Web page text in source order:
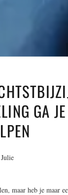
GA
Julie
maar heb je maar